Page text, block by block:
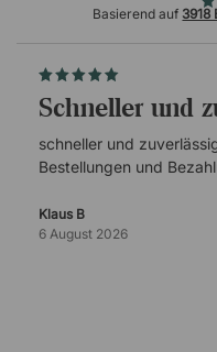
Basierend auf 3918
schneller und
schneller und
Bestellungen und
Klaus B
6 August 2026